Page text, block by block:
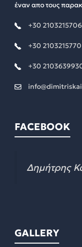
έναν απο τους
+30 2103215706
+30 2103215770
+30
FACEBOOK
Δημήτρης
GALLERY